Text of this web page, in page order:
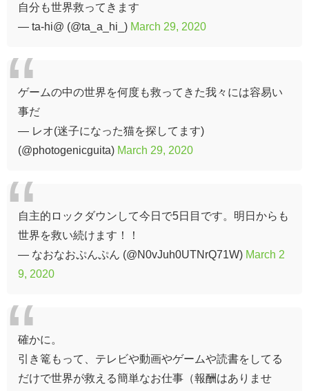
自分も世界救ってきます
— ta-hi@ (@ta_a_hi_) March 29, 2020
ゲームの中の世界を何度も救ってきた我々には容易い
事だ
— レオ(迷子になった猫を探してます)
(@photogenicguita) March 29, 2020
自主的ロックダウンして今日で5日目です。明日からも
世界を救い続けます！！
— なおなおぷんぷん (@N0vJuh0UTNrQ71W) March 2
9, 2020
確かに。
引き篭もって、テレビや動画やゲームや読書をしてる
だけで世界が救える簡単なお仕事（報酬はありませ